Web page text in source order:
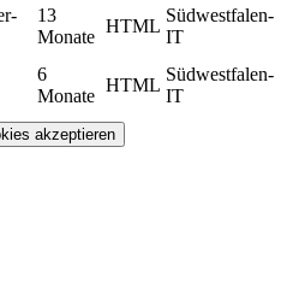
13
Monate
HTML
Südwestfalen-
IT
6
Monate
HTML
Südwestfalen-
IT
akzeptieren